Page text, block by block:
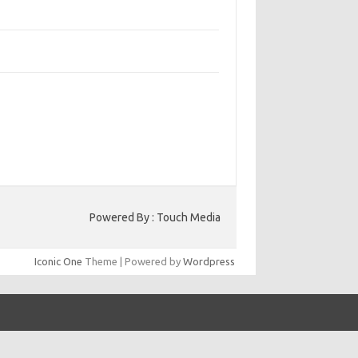
Powered By : Touch Media
Iconic One Theme | Powered by Wordpress